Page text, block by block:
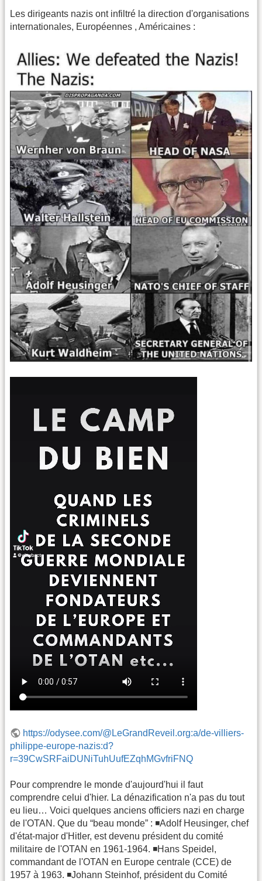
Les dirigeants nazis ont infiltré la direction d'organisations
internationales, Européennes , Américaines :
https://odysee.com/@LeGrandReveil.org:a/de-villiers-
philippe-europe-nazis:d?
r=39CwSRFaiDUNiTuhUufEZqhMGvfriFNQ
Pour comprendre le monde d'aujourd'hui il faut
comprendre celui d'hier. La dénazification n'a pas du tout
eu lieu… Voici quelques anciens officiers nazi en charge
de l'OTAN. Que du “beau monde” : ◾️Adolf Heusinger, chef
d'état-major d'Hitler, est devenu président du comité
militaire de l'OTAN en 1961-1964. ◾️Hans Speidel,
commandant de l'OTAN en Europe centrale (CCE) de
1957 à 1963. ◾️Johann Steinhof, président du Comité